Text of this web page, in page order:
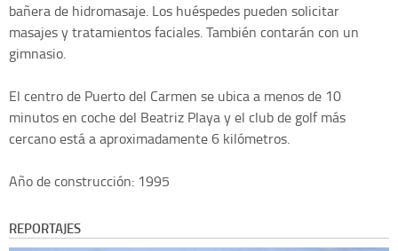
bañera de hidromasaje. Los huéspedes pueden solicitar
masajes y tratamientos faciales. También contarán con un
gimnasio.
El centro de Puerto del Carmen se ubica a menos de 10
minutos en coche del Beatriz Playa y el club de golf más
cercano está a aproximadamente 6 kilómetros.
Año de construcción: 1995
REPORTAJES